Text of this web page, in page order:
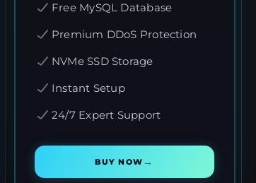
Free MySQL Database
Premium DDoS Protection
NVMe SSD Storage
Instant Setup
24/7 Expert Support
BUY NOW →